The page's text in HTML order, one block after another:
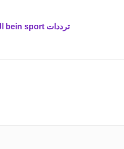
ترددات bein sport المفتوحة في الامارات